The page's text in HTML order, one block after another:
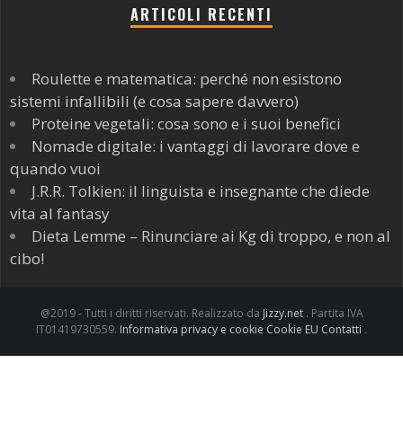
ARTICOLI RECENTI
Roulette e matematica: perché non esistono
sistemi infallibili (e cosa sapere davvero)
Proteine vegetali: cosa sono e i suoi benefici
Nomade digitale: i vantaggi di lavorare dove e
quando vuoi
J.R.R. Tolkien: il linguista e insegnante che diede
vita al fantasy
Dieta Lemme – Rinunciare ai Kg di troppo, e non al
cibo!
@2019 - Tutti i diritti riservati. Realizzato da Jizzy.net . Partita IVA
IT01419730559. Informativa privacy e cookie Cookie EU Contatti .